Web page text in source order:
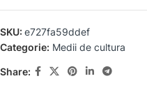
SKU: e727fa59ddef
Categorie: Medii de cultura
Share: